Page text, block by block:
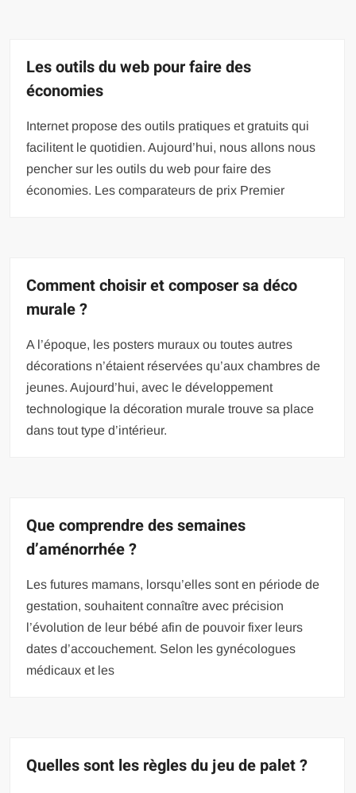
Les outils du web pour faire des
économies
Internet propose des outils pratiques et gratuits qui
facilitent le quotidien. Aujourd’hui, nous allons nous
pencher sur les outils du web pour faire des
économies. Les comparateurs de prix Premier
Comment choisir et composer sa déco
murale ?
A l’époque, les posters muraux ou toutes autres
décorations n’étaient réservées qu’aux chambres de
jeunes. Aujourd’hui, avec le développement
technologique la décoration murale trouve sa place
dans tout type d’intérieur.
Que comprendre des semaines
d’aménorrhée ?
Les futures mamans, lorsqu’elles sont en période de
gestation, souhaitent connaître avec précision
l’évolution de leur bébé afin de pouvoir fixer leurs
dates d’accouchement. Selon les gynécologues
médicaux et les
Quelles sont les règles du jeu de palet ?